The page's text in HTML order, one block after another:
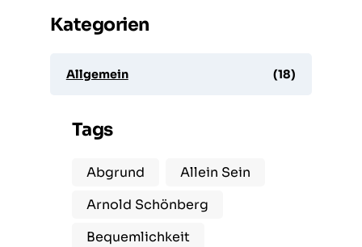
Kategorien
Allgemein (18)
Tags
Abgrund
Allein Sein
Arnold Schönberg
Bequemlichkeit